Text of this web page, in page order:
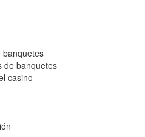
banquetes
de banquetes
casino